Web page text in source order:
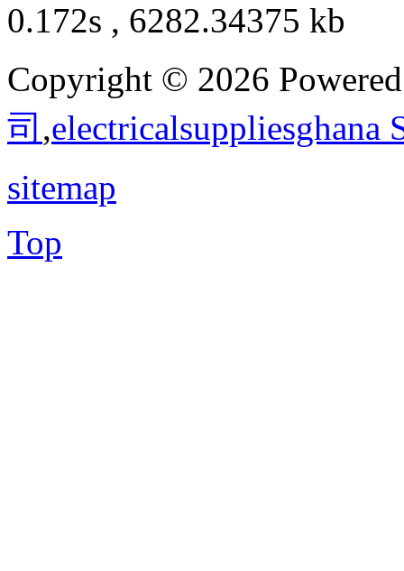
0.172s , 6282.34375 kb
Copyright © 2026
司 ,electricalsuppliesghana
sitemap
Top